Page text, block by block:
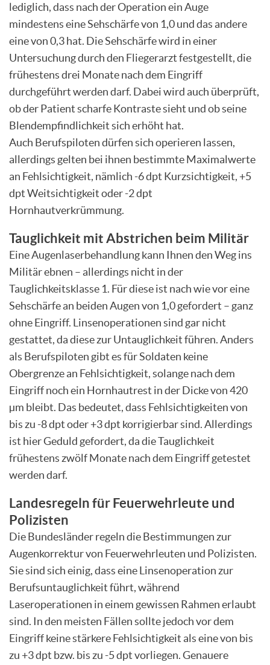
lediglich, dass nach der Operation ein Auge
mindestens eine Sehschärfe von 1,0 und das andere
eine von 0,3 hat. Die Sehschärfe wird in einer
Untersuchung durch den Fliegerarzt festgestellt, die
frühestens drei Monate nach dem Eingriff
durchgeführt werden darf. Dabei wird auch überprüft,
ob der Patient scharfe Kontraste sieht und ob seine
Blendempfindlichkeit sich erhöht hat.
Auch Berufspiloten dürfen sich operieren lassen,
allerdings gelten bei ihnen bestimmte Maximalwerte
an Fehlsichtigkeit, nämlich -6 dpt Kurzsichtigkeit, +5
dpt Weitsichtigkeit oder -2 dpt
Hornhautverkrümmung.
Tauglichkeit mit Abstrichen beim Militär
Eine Augenlaserbehandlung kann Ihnen den Weg ins
Militär ebnen – allerdings nicht in der
Tauglichkeitsklasse 1. Für diese ist nach wie vor eine
Sehschärfe an beiden Augen von 1,0 gefordert – ganz
ohne Eingriff. Linsenoperationen sind gar nicht
gestattet, da diese zur Untauglichkeit führen. Anders
als Berufspiloten gibt es für Soldaten keine
Obergrenze an Fehlsichtigkeit, solange nach dem
Eingriff noch ein Hornhautrest in der Dicke von 420
µm bleibt. Das bedeutet, dass Fehlsichtigkeiten von
bis zu -8 dpt oder +3 dpt korrigierbar sind. Allerdings
ist hier Geduld gefordert, da die Tauglichkeit
frühestens zwölf Monate nach dem Eingriff getestet
werden darf.
Landesregeln für Feuerwehrleute und
Polizisten
Die Bundesländer regeln die Bestimmungen zur
Augenkorrektur von Feuerwehrleuten und Polizisten.
Sie sind sich einig, dass eine Linsenoperation zur
Berufsuntauglichkeit führt, während
Laseroperationen in einem gewissen Rahmen erlaubt
sind. In den meisten Fällen sollte jedoch vor dem
Eingriff keine stärkere Fehlsichtigkeit als eine von bis
zu +3 dpt bzw. bis zu -5 dpt vorliegen. Genauere